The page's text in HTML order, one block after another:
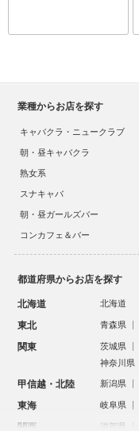
業種からお店を探す
キャバクラ・ニュークラブ
朝・昼キャバクラ
熟女系
スナキャバ
朝・昼ガールズバー
コンカフェ＆バー
都道府県からお店を探す
北海道 北海道
東北 青森県
関東 茨城県
神奈川県
甲信越・北陸 新潟県
東海 岐阜県
関西 滋賀県